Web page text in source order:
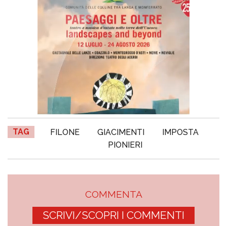
TAG FILONE GIACIMENTI
IMPOSTA
PIONIERI
COMMENTA
SCRIVI/SCOPRI I COMMENTI